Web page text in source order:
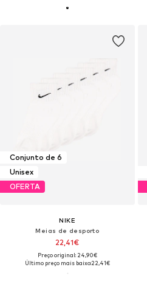
Conjunto de 6
Unisex
OFERTA
NIKE
Meias de desporto
22,41€
Preço original: 24,90€
Último preço mais baixo:22,41€